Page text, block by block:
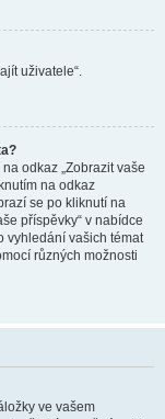
uživatele“.
odkaz „Zobrazit vaše
na odkaz
se po kliknutí na
příspěvky“ v nabídce
vyhledání vašich témat
různých možnosti
ve vašem